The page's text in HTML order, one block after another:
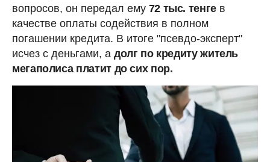
вопросов, он передал ему 72 тыс. тенгев
качестве оплаты содействия в полном
погашении кредита. В итоге "псевдо-эксперт"
исчез с деньгами, а долг по кредиту житель
мегаполиса платит до сих пор.